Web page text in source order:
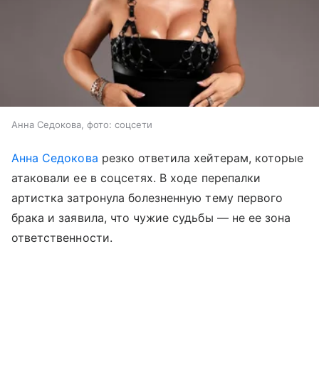
Анна Седокова, фото: соцсети
Анна Седокова резко ответила хейтерам, которые
атаковали ее в соцсетях. В ходе перепалки
артистка затронула болезненную тему первого
брака и заявила, что чужие судьбы — не ее зона
ответственности.